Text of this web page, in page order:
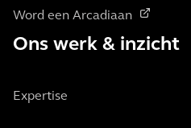
Word een Arcadiaan
Ons werk & inzicht
Expertise